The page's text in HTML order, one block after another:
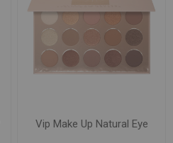
Vip Make Up Natural Eye